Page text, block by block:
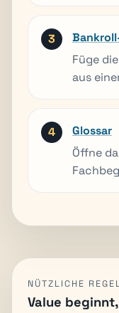
Füge
aus
Glossar
Öffne
NÜTZLICHE
Value